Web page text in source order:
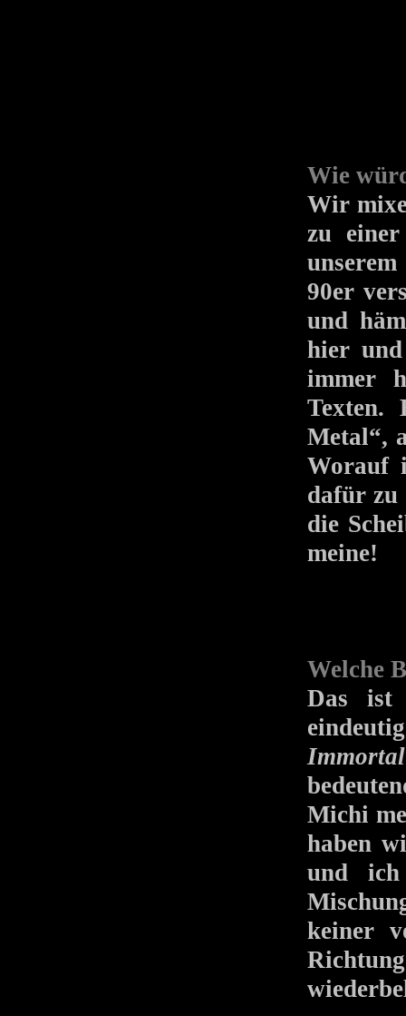
Wie
Wir
zu
90er
und
hier
immer
Texten.
Metal“,
Worauf
dafür zu
die
meine!
Welche
Das ist
Immortal
Michi
haben
und ich
keiner